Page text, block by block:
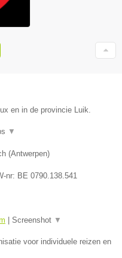
en in de provincie Luik.
▼
(Antwerpen)
nr: BE 0790.138.541
Screenshot ▼
voor individuele reizen en